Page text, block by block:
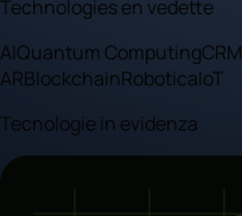
Technologies en vedette
AIQuantum ComputingCRM
ARBlockchainRoboticaIoT
Tecnologie in evidenza